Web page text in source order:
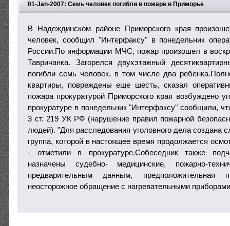
01-Jan-2007: Семь человек погибли в пожаре в Приморье
В Надеждинском районе Приморского края
человек, сообщил "Интерфаксу" в понедельник
России.По информации МЧС, пожар произошел в
Тавричанка. Загорелся двухэтажный
погибли семь человек, в том числе два
квартиры, повреждены еще шесть, сказал
пожара прокуратурой Приморского края возбуждено
прокуратуре в понедельник "Интерфаксу" сообщили,
3 ст. 219 УК РФ (нарушение правил пожарной
людей). "Для расследования уголовного дела создана
группа, которой в настоящее время продолжается
- отметили в прокуратуре.Собеседник также
назначены судебно- медицинские, пожарно-
предварительным данным, предположительная
неосторожное обращение с нагревательными